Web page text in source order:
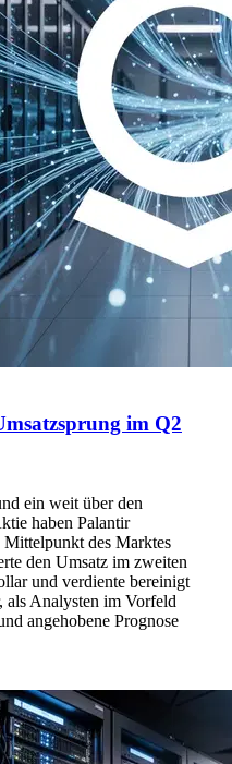
im Q2
ein weit über den
haben Palantir
Mittelpunkt des Marktes
den Umsatz im zweiten
und verdiente bereinigt
Analysten im Vorfeld
angehobene Prognose